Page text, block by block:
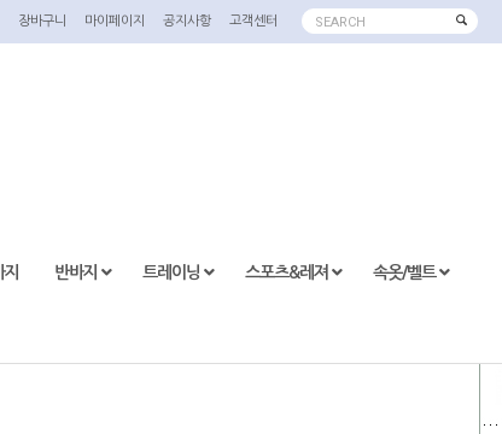
SEARCH
장바구니 마이페이지 공지사항
고객센터
지 반바지 트레이닝 스포츠&레져 속옷/벨트